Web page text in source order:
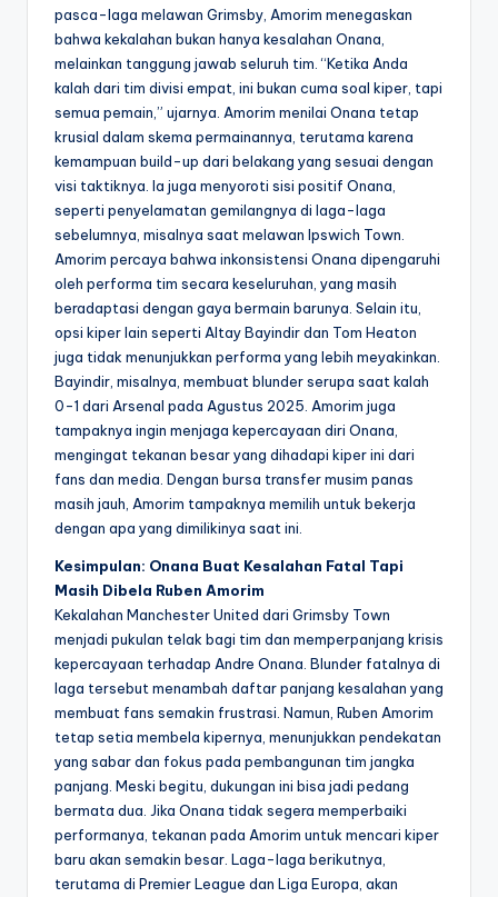
pasca-laga melawan Grimsby, Amorim menegaskan
bahwa kekalahan bukan hanya kesalahan Onana,
melainkan tanggung jawab seluruh tim. “Ketika Anda
kalah dari tim divisi empat, ini bukan cuma soal kiper, tapi
semua pemain,” ujarnya. Amorim menilai Onana tetap
krusial dalam skema permainannya, terutama karena
kemampuan build-up dari belakang yang sesuai dengan
visi taktiknya. Ia juga menyoroti sisi positif Onana,
seperti penyelamatan gemilangnya di laga-laga
sebelumnya, misalnya saat melawan Ipswich Town.
Amorim percaya bahwa inkonsistensi Onana dipengaruhi
oleh performa tim secara keseluruhan, yang masih
beradaptasi dengan gaya bermain barunya. Selain itu,
opsi kiper lain seperti Altay Bayindir dan Tom Heaton
juga tidak menunjukkan performa yang lebih meyakinkan.
Bayindir, misalnya, membuat blunder serupa saat kalah
0-1 dari Arsenal pada Agustus 2025. Amorim juga
tampaknya ingin menjaga kepercayaan diri Onana,
mengingat tekanan besar yang dihadapi kiper ini dari
fans dan media. Dengan bursa transfer musim panas
masih jauh, Amorim tampaknya memilih untuk bekerja
dengan apa yang dimilikinya saat ini.
Kesimpulan: Onana Buat Kesalahan Fatal Tapi
Masih Dibela Ruben Amorim
Kekalahan Manchester United dari Grimsby Town
menjadi pukulan telak bagi tim dan memperpanjang krisis
kepercayaan terhadap Andre Onana. Blunder fatalnya di
laga tersebut menambah daftar panjang kesalahan yang
membuat fans semakin frustrasi. Namun, Ruben Amorim
tetap setia membela kipernya, menunjukkan pendekatan
yang sabar dan fokus pada pembangunan tim jangka
panjang. Meski begitu, dukungan ini bisa jadi pedang
bermata dua. Jika Onana tidak segera memperbaiki
performanya, tekanan pada Amorim untuk mencari kiper
baru akan semakin besar. Laga-laga berikutnya,
terutama di Premier League dan Liga Europa, akan